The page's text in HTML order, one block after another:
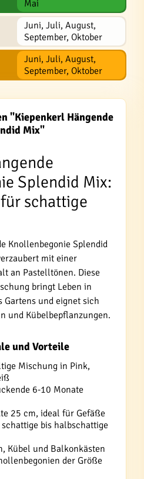
Mai
Juni, Juli, August,
September, Oktober
Juni, Juli, August,
September, Oktober
"Kiepenkerl Hängende
Mix"
Splendid Mix:
schattige
Knollenbegonie Splendid
mit einer
an Pastelltönen. Diese
bringt Leben in
und eignet sich
und Kübelbepflanzungen.
und Vorteile
Mischung in Pink,
6-10 Monate
25 cm, ideal für Gefäße
bis halbschattige
Kübel und Balkonkästen
der Größe